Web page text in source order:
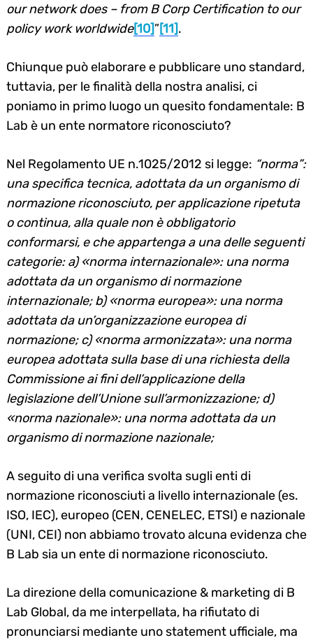
our network does – from B Corp Certification to our
policy work worldwide[10]”[11].
Chiunque può elaborare e pubblicare uno standard,
tuttavia, per le finalità della nostra analisi, ci
poniamo in primo luogo un quesito fondamentale: B
Lab è un ente normatore riconosciuto?
Nel Regolamento UE n.1025/2012 si legge: “norma”:
una specifica tecnica, adottata da un organismo di
normazione riconosciuto, per applicazione ripetuta
o continua, alla quale non è obbligatorio
conformarsi, e che appartenga a una delle seguenti
categorie: a) «norma internazionale»: una norma
adottata da un organismo di normazione
internazionale; b) «norma europea»: una norma
adottata da un’organizzazione europea di
normazione; c) «norma armonizzata»: una norma
europea adottata sulla base di una richiesta della
Commissione ai fini dell’applicazione della
legislazione dell’Unione sull’armonizzazione; d)
«norma nazionale»: una norma adottata da un
organismo di normazione nazionale;
A seguito di una verifica svolta sugli enti di
normazione riconosciuti a livello internazionale (es.
ISO, IEC), europeo (CEN, CENELEC, ETSI) e nazionale
(UNI, CEI) non abbiamo trovato alcuna evidenza che
B Lab sia un ente di normazione riconosciuto.
La direzione della comunicazione & marketing di B
Lab Global, da me interpellata, ha rifiutato di
pronunciarsi mediante uno statement ufficiale, ma